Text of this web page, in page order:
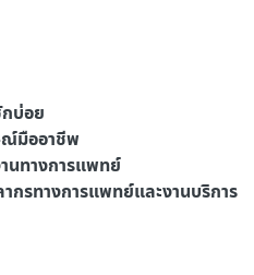
กบ่อย
ณ์มืออาชีพ
นทางการแพทย์
กรทางการแพทย์และงานบริการ